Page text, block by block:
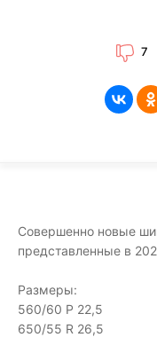
7
Совершенно новые
представленные в
Размеры:
560/60 Р 22,5
650/55 R 26,5